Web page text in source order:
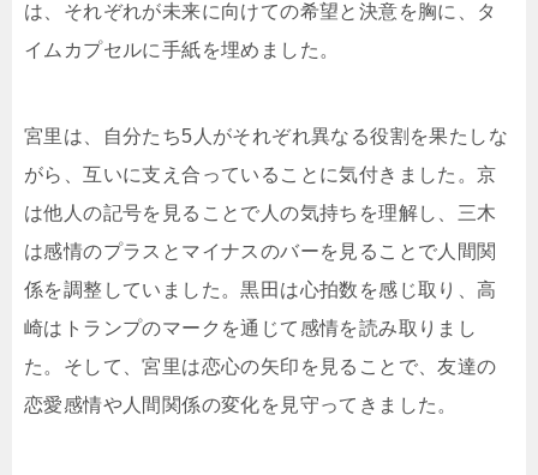
は、それぞれが未来に向けての希望と決意を胸に、タ
イムカプセルに手紙を埋めました。
宮里は、自分たち5人がそれぞれ異なる役割を果たしな
がら、互いに支え合っていることに気付きました。京
は他人の記号を見ることで人の気持ちを理解し、三木
は感情のプラスとマイナスのバーを見ることで人間関
係を調整していました。黒田は心拍数を感じ取り、高
崎はトランプのマークを通じて感情を読み取りまし
た。そして、宮里は恋心の矢印を見ることで、友達の
恋愛感情や人間関係の変化を見守ってきました。